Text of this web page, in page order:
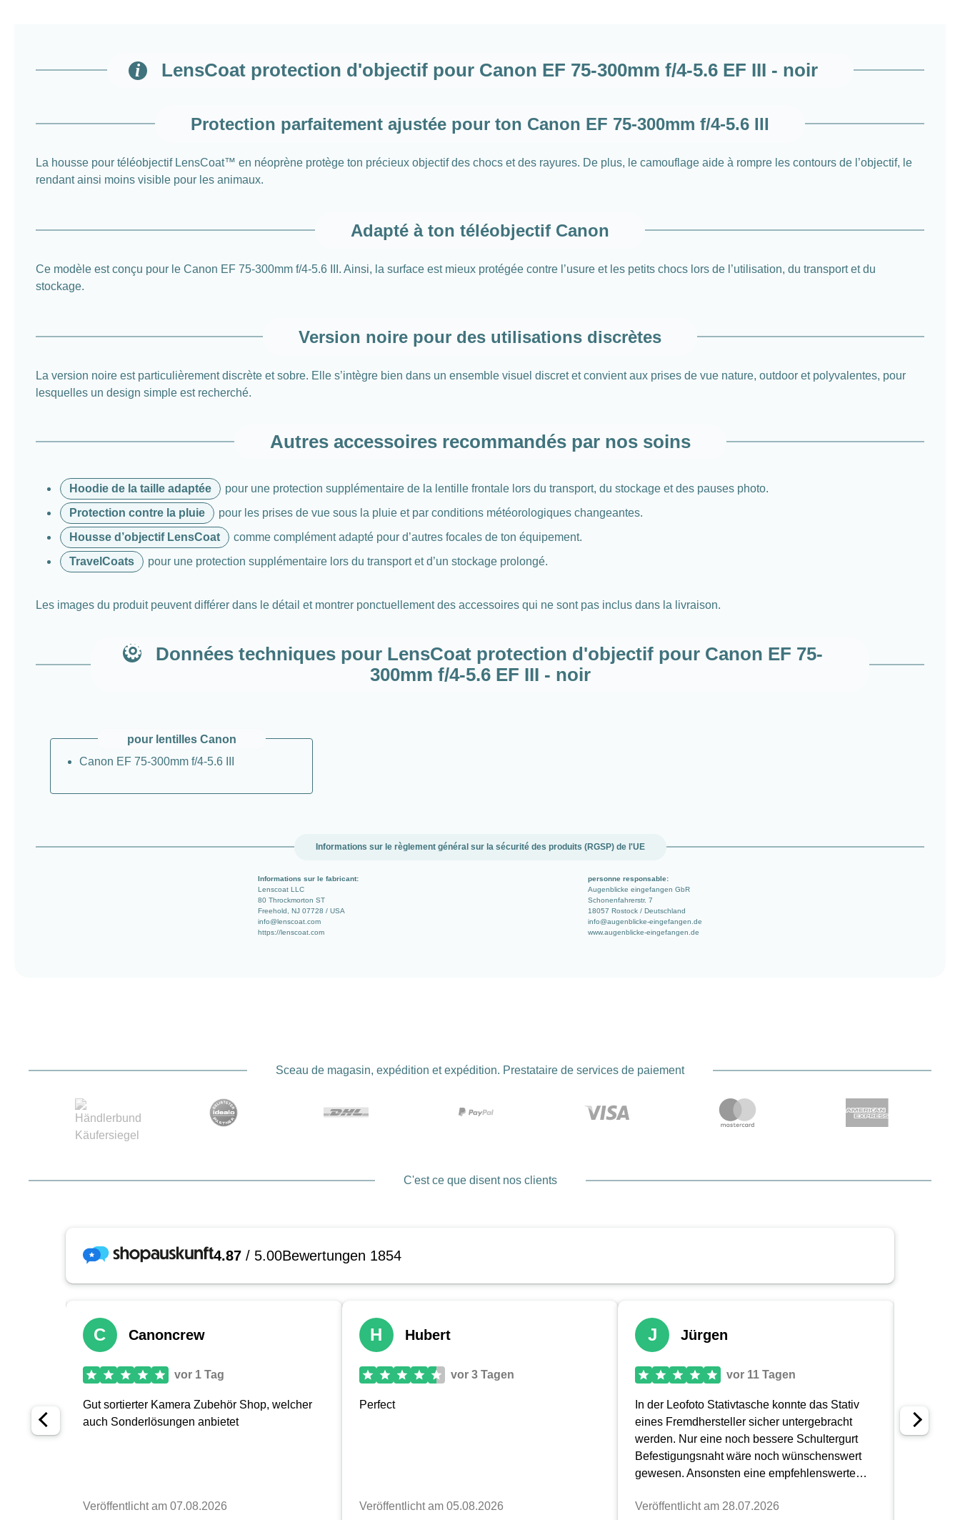
LensCoat protection d'objectif pour Canon EF 75-300mm f/4-5.6 EF III - noir
Protection parfaitement ajustée pour ton Canon EF 75-300mm f/4-5.6 III
La housse pour téléobjectif LensCoat™ en néoprène protège ton précieux objectif des chocs et des rayures. De plus, le camouflage aide à rompre les contours de l’objectif, le
rendant ainsi moins visible pour les animaux.
Adapté à ton téléobjectif Canon
Ce modèle est conçu pour le Canon EF 75-300mm f/4-5.6 III. Ainsi, la surface est mieux protégée contre l’usure et les petits chocs lors de l’utilisation, du transport et du
stockage.
Version noire pour des utilisations discrètes
La version noire est particulièrement discrète et sobre. Elle s’intègre bien dans un ensemble visuel discret et convient aux prises de vue nature, outdoor et polyvalentes, pour
lesquelles un design simple est recherché.
Autres accessoires recommandés par nos soins
Hoodie de la taille adaptée
pour une protection supplémentaire de la lentille frontale lors du transport, du stockage et des pauses photo.
Protection contre la pluie
pour les prises de vue sous la pluie et par conditions météorologiques changeantes.
Housse d’objectif LensCoat
comme complément adapté pour d’autres focales de ton équipement.
TravelCoats
pour une protection supplémentaire lors du transport et d’un stockage prolongé.
Les images du produit peuvent différer dans le détail et montrer ponctuellement des accessoires qui ne sont pas inclus dans la livraison.
Données techniques pour LensCoat protection d'objectif pour Canon EF 75-
300mm f/4-5.6 EF III - noir
pour lentilles Canon
Canon EF 75-300mm f/4-5.6 III
Informations sur le règlement général sur la sécurité des produits (RGSP) de l'UE
Informations sur le fabricant:
Lenscoat LLC
80 Throckmorton ST
Freehold, NJ 07728 / USA
info@lenscoat.com
https://lenscoat.com
personne responsable:
Augenblicke eingefangen GbR
Schonenfahrerstr. 7
18057 Rostock / Deutschland
info@augenblicke-eingefangen.de
www.augenblicke-eingefangen.de
Sceau de magasin, expédition et expédition. Prestataire de services de paiement
C'est ce que disent nos clients